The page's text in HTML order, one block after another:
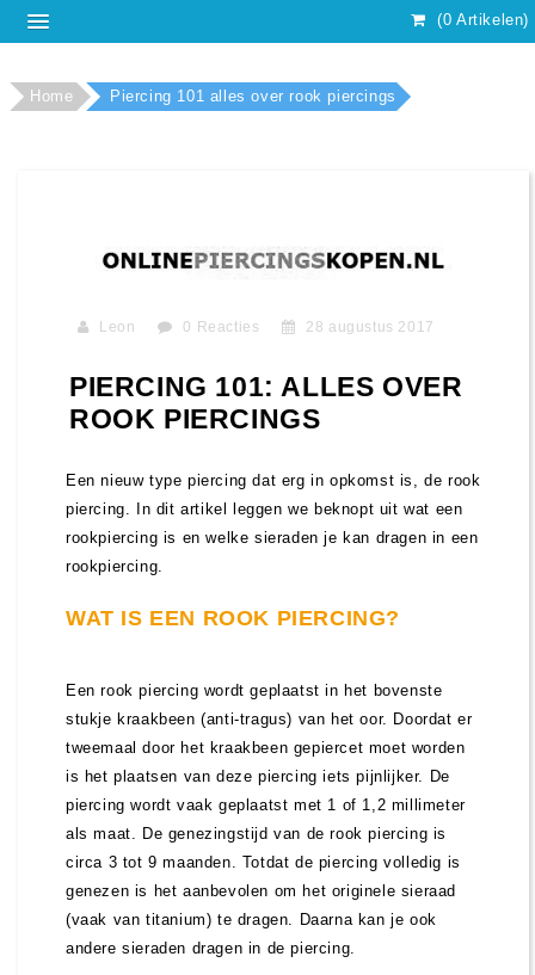
(0 Artikelen)
Home Piercing 101 alles over rook piercings
Leon 0 Reacties 28 augustus 2017
PIERCING 101: ALLES OVER
ROOK PIERCINGS
Een nieuw type piercing dat erg in opkomst is, de rook
piercing. In dit artikel leggen we beknopt uit wat een
rookpiercing is en welke sieraden je kan dragen in een
rookpiercing.
WAT IS EEN ROOK PIERCING?
Een rook piercing wordt geplaatst in het bovenste
stukje kraakbeen (anti-tragus) van het oor. Doordat er
tweemaal door het kraakbeen gepiercet moet worden
is het plaatsen van deze piercing iets pijnlijker. De
piercing wordt vaak geplaatst met 1 of 1,2 millimeter
als maat. De genezingstijd van de rook piercing is
circa 3 tot 9 maanden. Totdat de piercing volledig is
genezen is het aanbevolen om het originele sieraad
(vaak van titanium) te dragen. Daarna kan je ook
andere sieraden dragen in de piercing.